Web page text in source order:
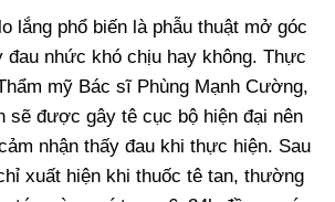
lắng phổ biến là phẫu thuật mở góc
đau nhức khó chịu hay không. Thực
mỹ Bác sĩ Phùng Mạnh Cường,
sẽ được gây tê cục bộ hiện đại nên
nhận thấy đau khi thực hiện. Sau
xuất hiện khi thuốc tê tan, thường